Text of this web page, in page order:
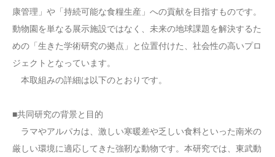
康管理」や「持続可能な食糧生産」への貢献を目指すものです。
動物園を単なる展示施設ではなく、未来の地球課題を解決するた
めの「生きた学術研究の拠点」と位置付けた、社会性の高いプロ
ジェクトとなっています。
本取組みの詳細は以下のとおりです。
■共同研究の背景と目的
ラマやアルパカは、激しい寒暖差や乏しい食料といった南米の
厳しい環境に適応してきた強靭な動物です。本研究では、東武動